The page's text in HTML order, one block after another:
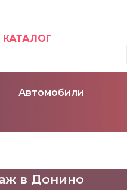
Автомобили
в Донино